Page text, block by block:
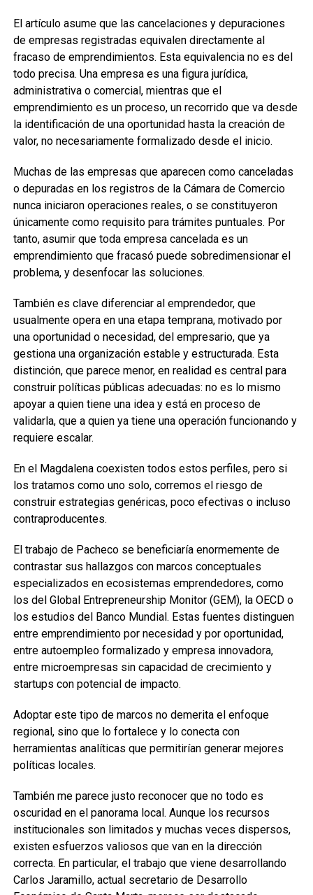
El artículo asume que las cancelaciones y depuraciones
de empresas registradas equivalen directamente al
fracaso de emprendimientos. Esta equivalencia no es del
todo precisa. Una empresa es una figura jurídica,
administrativa o comercial, mientras que el
emprendimiento es un proceso, un recorrido que va desde
la identificación de una oportunidad hasta la creación de
valor, no necesariamente formalizado desde el inicio.
Muchas de las empresas que aparecen como canceladas
o depuradas en los registros de la Cámara de Comercio
nunca iniciaron operaciones reales, o se constituyeron
únicamente como requisito para trámites puntuales. Por
tanto, asumir que toda empresa cancelada es un
emprendimiento que fracasó puede sobredimensionar el
problema, y desenfocar las soluciones.
También es clave diferenciar al emprendedor, que
usualmente opera en una etapa temprana, motivado por
una oportunidad o necesidad, del empresario, que ya
gestiona una organización estable y estructurada. Esta
distinción, que parece menor, en realidad es central para
construir políticas públicas adecuadas: no es lo mismo
apoyar a quien tiene una idea y está en proceso de
validarla, que a quien ya tiene una operación funcionando y
requiere escalar.
En el Magdalena coexisten todos estos perfiles, pero si
los tratamos como uno solo, corremos el riesgo de
construir estrategias genéricas, poco efectivas o incluso
contraproducentes.
El trabajo de Pacheco se beneficiaría enormemente de
contrastar sus hallazgos con marcos conceptuales
especializados en ecosistemas emprendedores, como
los del Global Entrepreneurship Monitor (GEM), la OECD o
los estudios del Banco Mundial. Estas fuentes distinguen
entre emprendimiento por necesidad y por oportunidad,
entre autoempleo formalizado y empresa innovadora,
entre microempresas sin capacidad de crecimiento y
startups con potencial de impacto.
Adoptar este tipo de marcos no demerita el enfoque
regional, sino que lo fortalece y lo conecta con
herramientas analíticas que permitirían generar mejores
políticas locales.
También me parece justo reconocer que no todo es
oscuridad en el panorama local. Aunque los recursos
institucionales son limitados y muchas veces dispersos,
existen esfuerzos valiosos que van en la dirección
correcta. En particular, el trabajo que viene desarrollando
Carlos Jaramillo, actual secretario de Desarrollo